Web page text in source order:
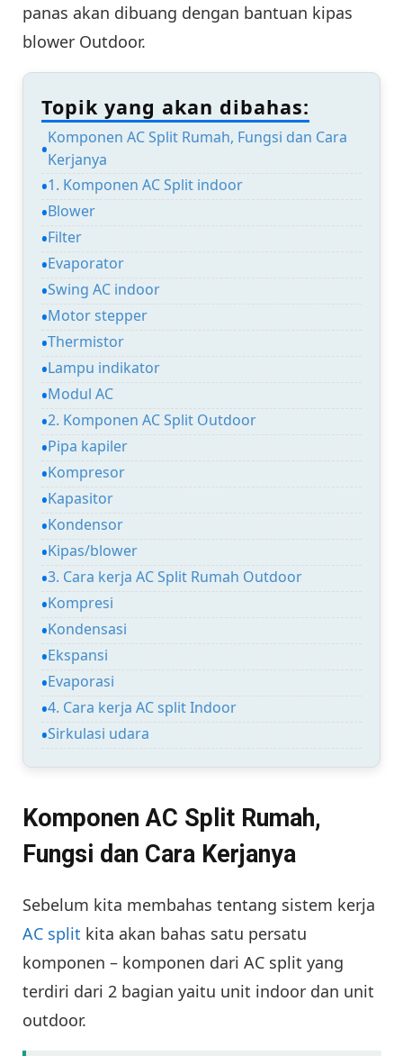
panas akan dibuang dengan bantuan kipas
blower Outdoor.
Topik yang akan dibahas:
Komponen AC Split Rumah, Fungsi dan Cara
Kerjanya
1. Komponen AC Split indoor
Blower
Filter
Evaporator
Swing AC indoor
Motor stepper
Thermistor
Lampu indikator
Modul AC
2. Komponen AC Split Outdoor
Pipa kapiler
Kompresor
Kapasitor
Kondensor
Kipas/blower
3. Cara kerja AC Split Rumah Outdoor
Kompresi
Kondensasi
Ekspansi
Evaporasi
4. Cara kerja AC split Indoor
Sirkulasi udara
Komponen AC Split Rumah,
Fungsi dan Cara Kerjanya
Sebelum kita membahas tentang sistem kerja
AC split kita akan bahas satu persatu
komponen – komponen dari AC split yang
terdiri dari 2 bagian yaitu unit indoor dan unit
outdoor.